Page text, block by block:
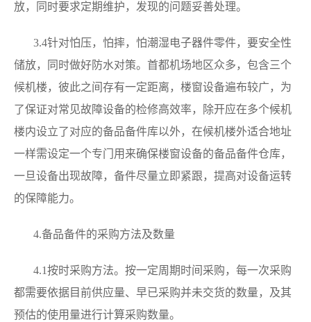
放，同时要求定期维护，发现的问题妥善处理。
3.4针对怕压，怕摔，怕潮湿电子器件零件，要安全性
储放，同时做好防水对策。首都机场地区众多，包含三个
候机楼，彼此之间存有一定距离，楼窗设备遍布较广，为
了保证对常见故障设备的检修高效率，除开应在多个候机
楼内设立了对应的备品备件库以外，在候机楼外适合地址
一样需设定一个专门用来确保楼窗设备的备品备件仓库，
一旦设备出现故障，备件尽量立即紧跟，提高对设备运转
的保障能力。
4.备品备件的采购方法及数量
4.1按时采购方法。按一定周期时间采购，每一次采购
都需要依据目前供应量、早已采购并未交货的数量，及其
预估的使用量进行计算采购数量。